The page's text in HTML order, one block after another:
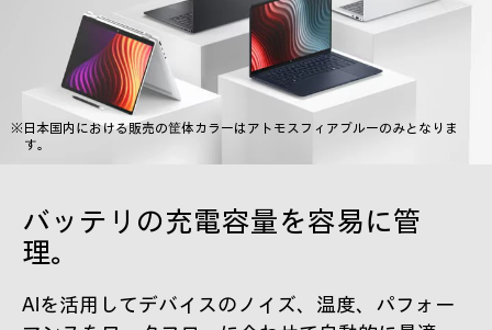
※日本国内における販売の筐体カラーはアトモスフィアブルーのみとなりま
す。
バッテリの充電容量を容易に管
理。
AIを活用してデバイスのノイズ、温度、パフォー